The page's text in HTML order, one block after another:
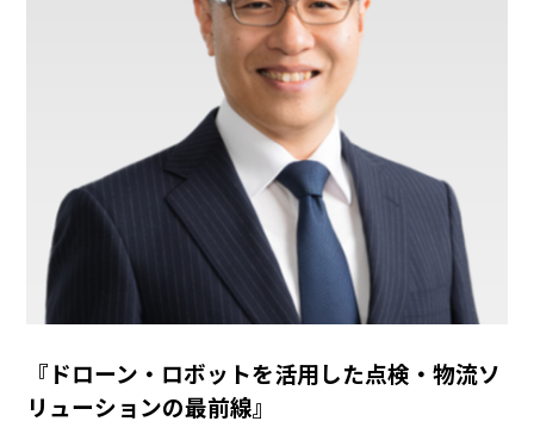
『ドローン・ロボットを活用した点検・物流ソ
リューションの最前線』